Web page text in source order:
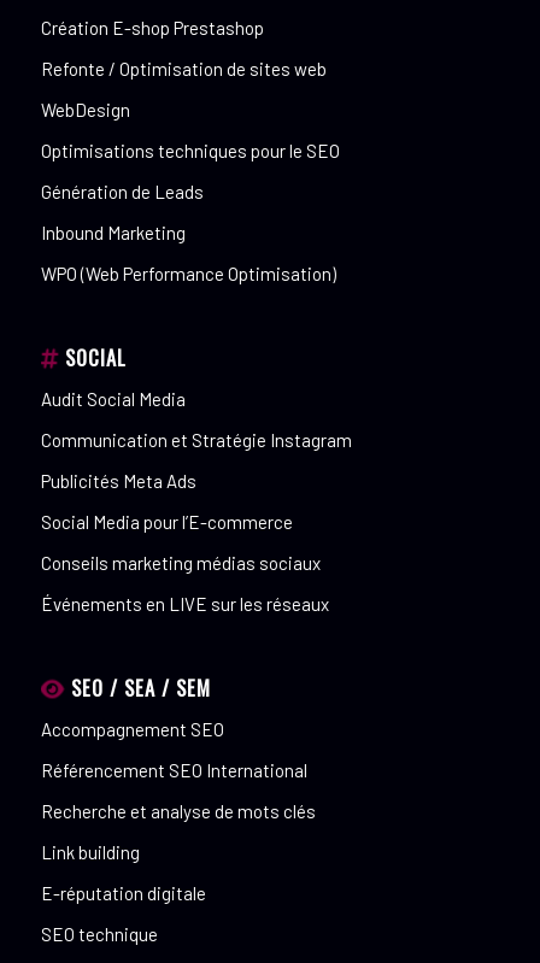
Création E-shop Prestashop
Refonte / Optimisation de sites web
WebDesign
Optimisations techniques pour le SEO
Génération de Leads
Inbound Marketing
WPO (Web Performance Optimisation)
SOCIAL
Audit Social Media
Communication et Stratégie Instagram
Publicités Meta Ads
Social Media pour l’E-commerce
Conseils marketing médias sociaux
Événements en LIVE sur les réseaux
SEO / SEA / SEM
Accompagnement SEO
Référencement SEO International
Recherche et analyse de mots clés
Link building
E-réputation digitale
SEO technique